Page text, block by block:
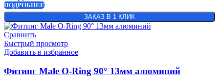
ПОДРОБНЕЕ
ЗАКАЗ В 1 КЛИК
Сравнить
Быстрый просмотр
Добавить в избранное
Фитинг Male O-Ring 90° 13мм алюминий